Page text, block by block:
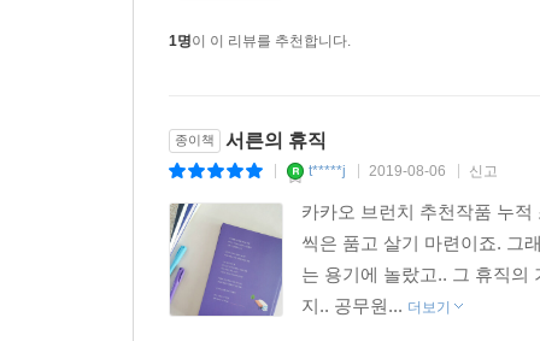
1명이 이 리뷰를 추천합니다.
종이책 서른의 휴직
t*****j 2019-08-06 신고
카카오 브런치 추천작품 누
씩은 품고 살기 마련이죠. 그
는 용기에 놀랐고.. 그 휴직의
지.. 공무원... 더보기